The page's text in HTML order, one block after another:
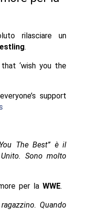
rilasciare un
.
‘wish you the
support
The Best” è il
Sono molto
per la WWE.
Quando